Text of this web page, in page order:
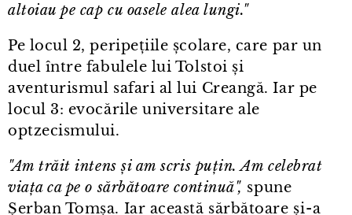
altoiau pe cap cu oasele alea lungi."
Pe locul 2, peripețiile școlare, care par un
duel între fabulele lui Tolstoi și
aventurismul safari al lui Creangă. Iar pe
locul 3: evocările universitare ale
optzecismului.
"Am trăit intens și am scris puțin. Am celebrat
viața ca pe o sărbătoare continuă", spune
Șerban Tomșa. Iar această sărbătoare și⁠-⁠a